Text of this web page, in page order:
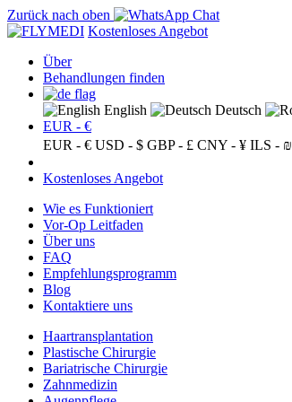
Zurück nach oben
Kostenloses Angebot
Über
Behandlungen finden
English Deutsch
EUR - €
EUR - € USD - $ GBP - £ CNY - ¥ ILS - ₪
Kostenloses Angebot
Wie es Funktioniert
Vor-Op Leitfaden
Über uns
FAQ
Empfehlungsprogramm
Blog
Kontaktiere uns
Haartransplantation
Plastische Chirurgie
Bariatrische Chirurgie
Zahnmedizin